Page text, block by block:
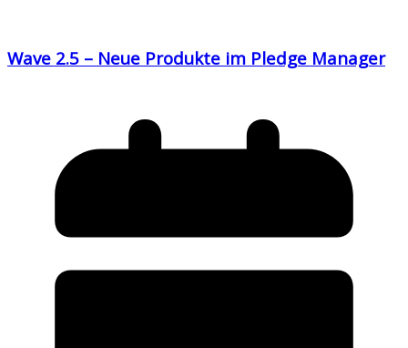
Wave 2.5 – Neue Produkte im Pledge Manager